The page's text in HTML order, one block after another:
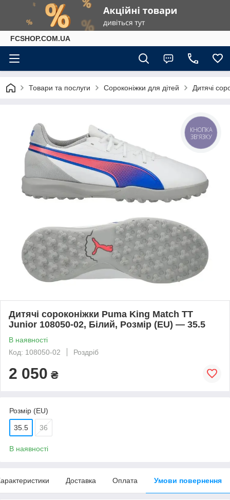
FCSHOP.COM.UA
Товари та послуги Сороконіжки для дітей Дитячі
Дитячі сороконіжки Puma King Match TT
Junior 108050-02, Білий, Розмір (EU) — 35.5
В наявності
Код: 108050-02
Роздріб
2 050 ₴
Розмір (EU)
35.5 36
В наявності
Доставка Оплата Умови повернення
КНОПКА
ЗВ'ЯЗКУ